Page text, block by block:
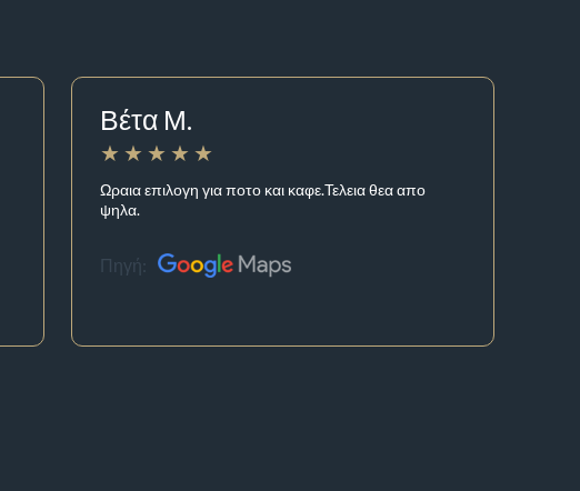
Βέτα Μ.
Ωραια επιλογη για ποτο και καφε.Τελεια θεα απο
ψηλα.
Πηγή: